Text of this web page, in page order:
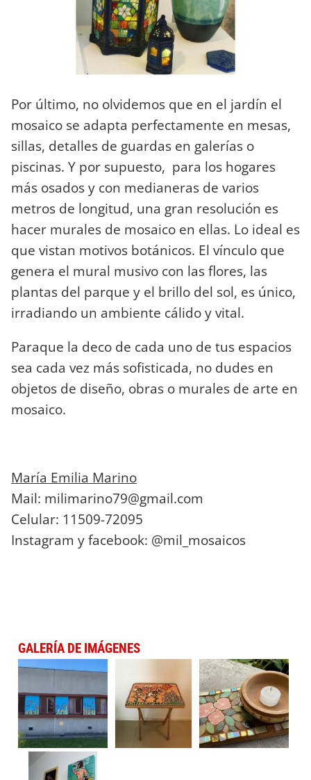
Por último, no olvidemos que en el jardín el
mosaico se adapta perfectamente en mesas,
sillas, detalles de guardas en galerías o
piscinas. Y por supuesto, para los hogares
más osados y con medianeras de varios
metros de longitud, una gran resolución es
hacer murales de mosaico en ellas. Lo ideal es
que vistan motivos botánicos. El vínculo que
genera el mural musivo con las flores, las
plantas del parque y el brillo del sol, es único,
irradiando un ambiente cálido y vital.
Paraque la deco de cada uno de tus espacios
sea cada vez más sofisticada, no dudes en
objetos de diseño, obras o murales de arte en
mosaico.
María Emilia Marino
Mail: milimarino79@gmail.com
Celular: 11509-72095
Instagram y facebook: @mil_mosaicos
GALERÍA DE IMÁGENES